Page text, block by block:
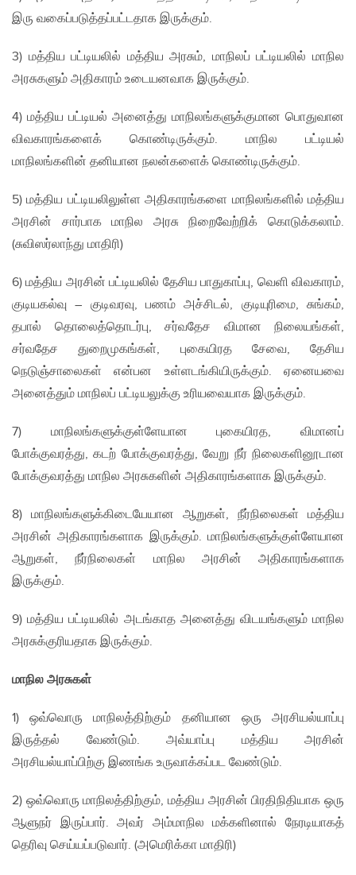
இரு வகைப்படுத்தப்பட்டதாக இருக்கும்.
3) மத்திய பட்டியலில் மத்திய அரசும், மாநிலப் பட்டியலில் மாநில
அரசுகளும் அதிகாரம் உடையனவாக இருக்கும்.
4) மத்திய பட்டியல் அனைத்து மாநிலங்களுக்குமான பொதுவான
விவகாரங்களைக் கொண்டிருக்கும். மாநில பட்டியல்
மாநிலங்களின் தனியான நலன்களைக் கொண்டிருக்கும்.
5) மத்திய பட்டியலிலுள்ள அதிகாரங்களை மாநிலங்களில் மத்திய
அரசின் சார்பாக மாநில அரசு நிறைவேற்றிக் கொடுக்கலாம்.
(சுவிஸர்லாந்து மாதிரி)
6) மத்திய அரசின் பட்டியலில் தேசிய பாதுகாப்பு, வெளி விவகாரம்,
குடியகல்வு – குடிவரவு, பணம் அச்சிடல், குடியுரிமை, சுங்கம்,
தபால் தொலைத்தொடர்பு, சர்வதேச விமான நிலையங்கள்,
சர்வதேச துறைமுகங்கள், புகையிரத சேவை, தேசிய
நெடுஞ்சாலைகள் என்பன உள்ளடங்கியிருக்கும். ஏனையவை
அனைத்தும் மாநிலப் பட்டியலுக்கு உரியவையாக இருக்கும்.
7) மாநிலங்களுக்குள்ளேயான புகையிரத, விமானப்
போக்குவரத்து, கடற் போக்குவரத்து, வேறு நீர் நிலைகளினூடான
போக்குவரத்து மாநில அரசுகளின் அதிகாரங்களாக இருக்கும்.
8) மாநிலங்களுக்கிடையேயான ஆறுகள், நீர்நிலைகள் மத்திய
அரசின் அதிகாரங்களாக இருக்கும். மாநிலங்களுக்குள்ளேயான
ஆறுகள், நீர்நிலைகள் மாநில அரசின் அதிகாரங்களாக
இருக்கும்.
9) மத்திய பட்டியலில் அடங்காத அனைத்து விடயங்களும் மாநில
அரசுக்குரியதாக இருக்கும்.
மாநில அரசுகள்
1) ஒவ்வொரு மாநிலத்திற்கும் தனியான ஒரு அரசியல்யாப்பு
இருத்தல் வேண்டும். அவ்யாப்பு மத்திய அரசின்
அரசியல்யாப்பிற்கு இணங்க உருவாக்கப்பட வேண்டும்.
2) ஒவ்வொரு மாநிலத்திற்கும், மத்திய அரசின் பிரதிநிதியாக ஒரு
ஆளுநர் இருப்பார். அவர் அம்மாநில மக்களினால் நேரடியாகத்
தெரிவு செய்யப்படுவார். (அமெரிக்கா மாதிரி)